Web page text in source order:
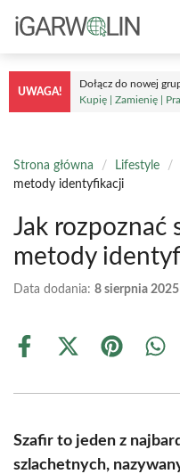
treści
UWAGA!
Dołącz do nowej
Kupię | Zamienię |
Strona główna / Lifestyle /
metody identyfikacji
Jak rozpoznać
metody
Data dodania: 8 sierpnia 2025
Share
Share
(Twitter)
Share
Szafir to jeden z
szlachetnych,